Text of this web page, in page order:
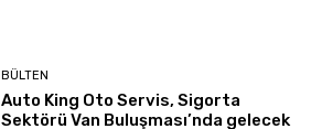
BÜLTEN
Auto King Oto Servis, Sigorta
Sektörü Van Buluşması’nda gelecek